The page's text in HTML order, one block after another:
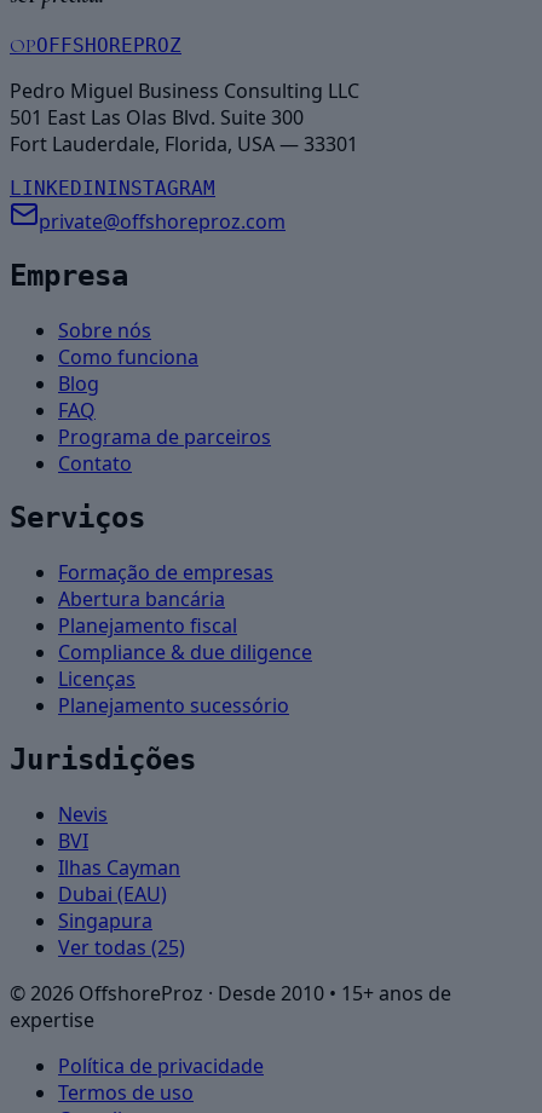
OPOFFSHOREPROZ
Pedro Miguel Business Consulting LLC
501 East Las Olas Blvd. Suite 300
Fort Lauderdale, Florida, USA — 33301
LINKEDININSTAGRAM
private@offshoreproz.com
Empresa
Sobre nós
Como funciona
Blog
FAQ
Programa de parceiros
Contato
Serviços
Formação de empresas
Abertura bancária
Planejamento fiscal
Compliance & due diligence
Licenças
Planejamento sucessório
Jurisdições
Nevis
BVI
Ilhas Cayman
Dubai (EAU)
Singapura
Ver todas (25)
©2026 OffshoreProz · Desde 2010 • 15+ anos de
expertise
Política de privacidade
Termos de uso